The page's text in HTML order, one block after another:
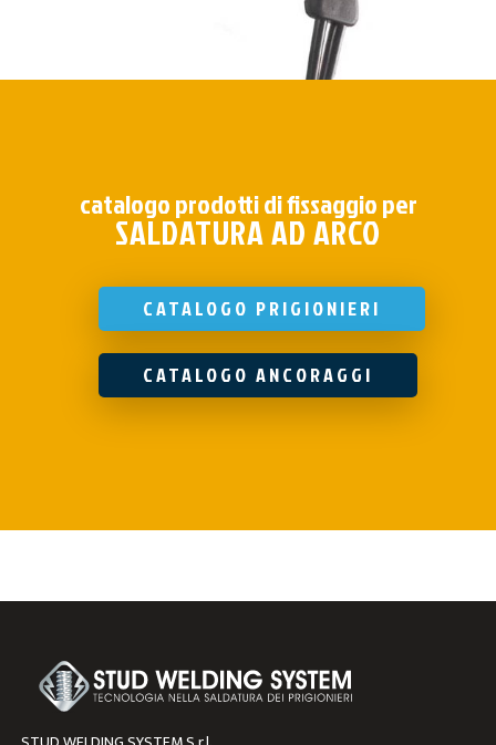
catalogo prodotti di fissaggio per
SALDATURA AD ARCO
CATALOGO PRIGIONIERI
CATALOGO ANCORAGGI